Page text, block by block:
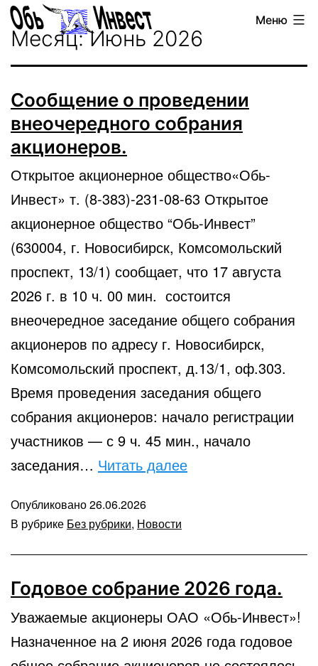
Перейти
содержимому
Обь-
Инвест
Меню
Месяц:Июнь 2026
Сообщение о проведении
внеочередного собрания
акционеров.
Открытое акционерное общество«Обь-
Инвест» т. (8-383)-231-08-63 Открытое
акционерное общество “Обь-Инвест”
(630004, г. Новосибирск, Комсомольский
проспект, 13/1) сообщает, что 17 августа
2026 г. в 10 ч. 00 мин. состоится
внеочередное заседание общего собрания
акционеров по адресу г. Новосибирск,
Комсомольский проспект, д.13/1, оф.303.
Время проведения заседания общего
собрания акционеров: начало регистрации
участников — с 9 ч. 45 мин., начало
заседания… Читать далееСообщение
собрания
акционеров.
Опубликовано26.06.2026
В рубрике Без рубрики, Новости
Годовое собрание 2026 года.
Уважаемые акционеры ОАО «Обь-Инвест»!
Назначенное на 2 июня 2026 года годовое